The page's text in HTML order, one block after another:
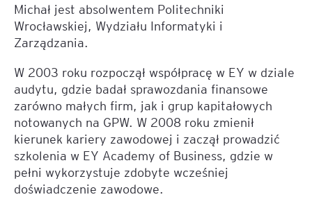
Michał jest absolwentem Politechniki
Wrocławskiej, Wydziału Informatyki i
Zarządzania.
W 2003 roku rozpoczął współpracę w EY w dziale
audytu, gdzie badał sprawozdania finansowe
zarówno małych firm, jak i grup kapitałowych
notowanych na GPW. W 2008 roku zmienił
kierunek kariery zawodowej i zaczął prowadzić
szkolenia w EY Academy of Business, gdzie w
pełni wykorzystuje zdobyte wcześniej
doświadczenie zawodowe.